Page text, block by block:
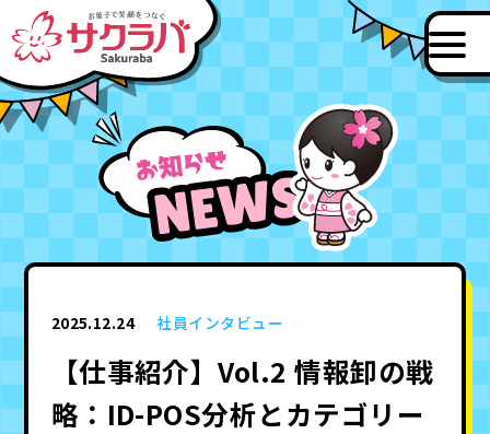
2025.12.24 社員インタビュー
【仕事紹介】Vol.2 情報卸の戦
略：ID-POS分析とカテゴリー